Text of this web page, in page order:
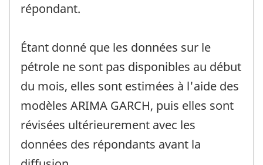
répondant.
Étant donné que les données sur le
pétrole ne sont pas disponibles au début
du mois, elles sont estimées à l'aide des
modèles ARIMA GARCH, puis elles sont
révisées ultérieurement avec les
données des répondants avant la